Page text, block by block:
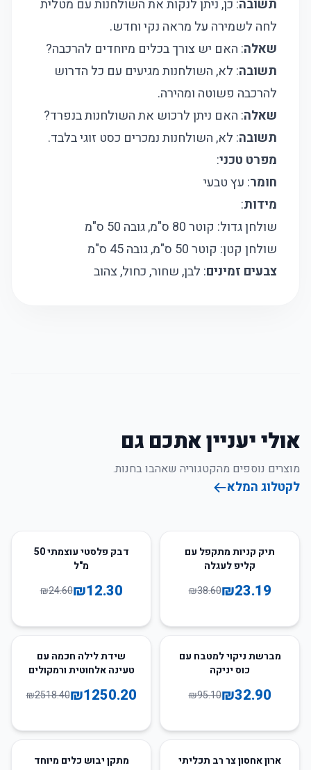
תשובה: כן, ניתן לנקות את השולחנות עם מטלית
לחה לשמירה על מראה נקי וחדש.
שאלה: האם יש צורך בכלים מיוחדים להרכבה?
תשובה: לא, השולחנות מגיעים עם כל הדרוש
להרכבה פשוטה ומהירה.
שאלה: האם ניתן לרכוש את השולחנות בנפרד?
תשובה: לא, השולחנות נמכרים כסט זוגי בלבד.
מפרט טכני:
חומר: עץ טבעי
מידות:
שולחן גדול: קוטר 80 ס"מ, גובה 50 ס"מ
שולחן קטן: קוטר 50 ס"מ, גובה 45 ס"מ
צבעים זמינים: לבן, שחור, כחול, צהוב
אולי יעניין אתכם גם
מוצרים נוספים מהקטגוריה שאהבו בחנות.
לקטלוג המלא
40תיק קניות מתקפל עם
קליפ לעגלה
₪23.19
₪38.60
50
דבק פלסטי עוצמתי 50
מ"ל
₪12.30
₪24.60
65
מברשת ניקוי למטבח עם
כוס יניקה
₪32.90
₪95.10
50שידת לילה חכמה עם
טעינה אלחוטית ורמקולים
₪1250.20
₪2518.40
40
ארון אחסון צר רב תכליתי
16
מתקן יבוש כלים מיוחד